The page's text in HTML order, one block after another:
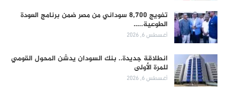
تفويج 8,700 سوداني من مصر ضمن برنامج العودة
الطوعية..…
أغسطس 6, 2026
انطلاقة جديدة.. بنك السودان يدشن المحول القومي
للمرة الأولى
أغسطس 6, 2026